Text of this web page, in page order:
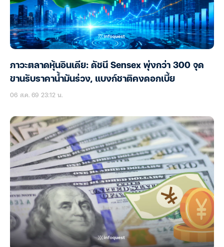
ภาวะตลาดหุ้นอินเดีย: ดัชนี Sensex พุ่งกว่า 300 จุด
ขานรับราคาน้ำมันร่วง, แบงก์ชาติคงดอกเบี้ย
06 ส.ค. 69 23:12 น.